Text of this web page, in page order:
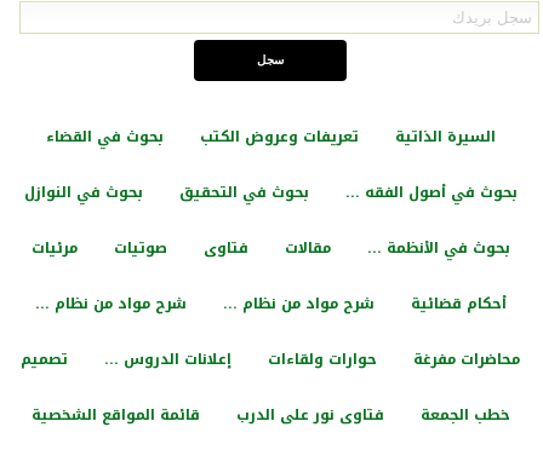
السيرة الذاتية تعريفات وعروض الكتب بحوث في القضاء
بحوث في أصول الفقه ... بحوث في التحقيق بحوث في النوازل
بحوث في الأنظمة ... مقالات فتاوى صوتيات مرئيات
أحكام قضائية شرح مواد من نظام ... شرح مواد من نظام ...
محاضرات مفرغة حوارات ولقاءات إعلانات الدروس ... تصميم
خطب الجمعة فتاوى نور على الدرب قائمة المواقع الشخصية